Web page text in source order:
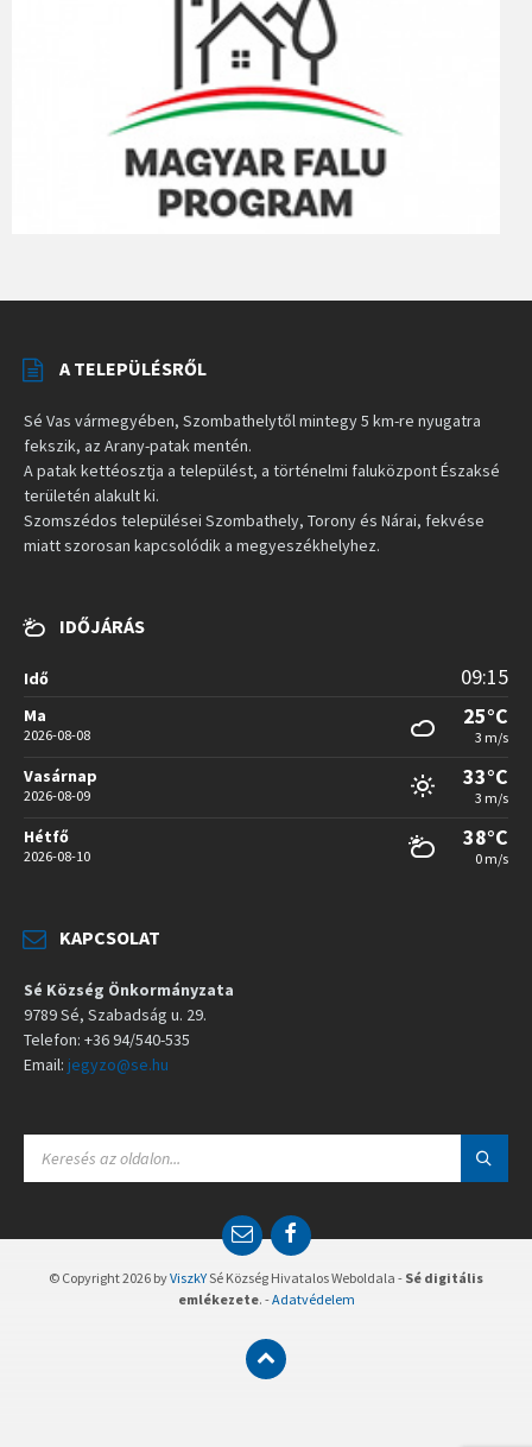
A TELEPÜLÉSRŐL
Sé Vas vármegyében, Szombathelytől mintegy 5 km-re nyugatra
fekszik, az Arany-patak mentén.
A patak kettéosztja a települést, a történelmi faluközpont Északsé
területén alakult ki.
Szomszédos települései Szombathely, Torony és Nárai, fekvése
miatt szorosan kapcsolódik a megyeszékhelyhez.
IDŐJÁRÁS
Idő 09:15
Ma
2026-08-08
25°C
3 m/s
Vasárnap
2026-08-09
33°C
3 m/s
Hétfő
2026-08-10
38°C
0 m/s
KAPCSOLAT
Sé Község Önkormányzata
9789 Sé, Szabadság u. 29.
Telefon: +36 94/540-535
Email: jegyzo@se.hu
A
E
m
a
i
l
F
a
c
e
b
© Copyright 2026 byViszkYSé Község Hivatalos Weboldala - Sé digitális
emlékezete. -Adatvédelem